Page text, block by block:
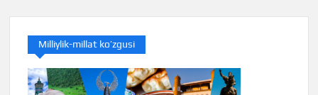
Milliylik-millat ko’zgusi